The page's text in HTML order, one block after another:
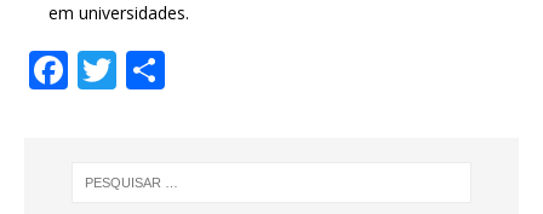
em universidades.
F
e
T
te e